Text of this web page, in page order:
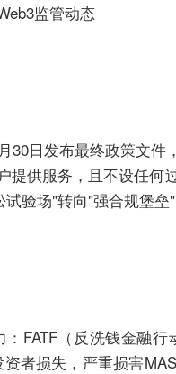
监管动态
30日发布最终政策文
提供服务，且不设任
验场"转向"强合规堡垒"
FATF（反洗钱金融
者损失，严重损害